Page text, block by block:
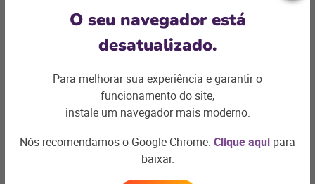
O seu navegador está
desatualizado.
Para melhorar sua experiência e garantir o
funcionamento do site,
instale um navegador mais moderno.
Nós recomendamos o Google Chrome. Clique aqui para
baixar.